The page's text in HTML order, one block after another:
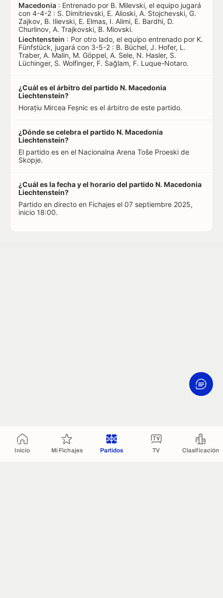
Inicio Mi Fichajes Partidos TV Clasificación
Macedonia : Entrenado por B. Milevski, el equipo jugará
con 4-4-2 : S. Dimitrievski, E. Alioski, A. Stojchevski, G.
Zajkov, B. Ilievski, E. Elmas, I. Alimi, E. Bardhi, D.
Churlinov, A. Trajkovski, B. Miovski.
Liechtenstein : Por otro lado, el equipo entrenado por K.
Fünfstück, jugará con 3-5-2 : B. Büchel, J. Hofer, L.
Traber, A. Malin, M. Göppel, A. Sele, N. Hasler, S.
Lüchinger, S. Wolfinger, F. Sağlam, F. Luque-Notaro.
¿Cuál es el árbitro del partido N. Macedonia
Liechtenstein?
Horațiu Mircea Feșnic es el árbitro de este partido.
¿Dónde se celebra el partido N. Macedonia
Liechtenstein?
El partido es en el Nacionalna Arena Toše Proeski de
Skopje.
¿Cuál es la fecha y el horario del partido N. Macedonia
Liechtenstein?
Partido en directo en Fichajes el 07 septiembre 2025,
inicio 18:00.